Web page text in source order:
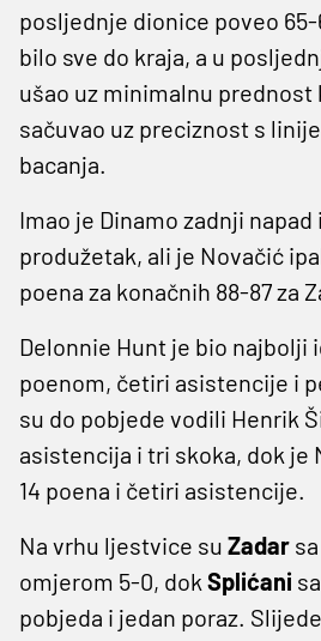
posljednje dionice poveo
bilo sve do kraja, a u
ušao uz minimalnu prednost
sačuvao uz preciznost s
bacanja.
Imao je Dinamo zadnji napad
produžetak, ali je Novačić
poena za konačnih 88-87 za
Delonnie Hunt je bio najbolji
poenom, četiri asistencije i
su do pobjede vodili Henrik
asistencija i tri skoka, dok je
14 poena i četiri asistencije.
Na vrhu ljestvice su Zadar
omjerom 5-0, dok Splićani
pobjeda i jedan poraz.